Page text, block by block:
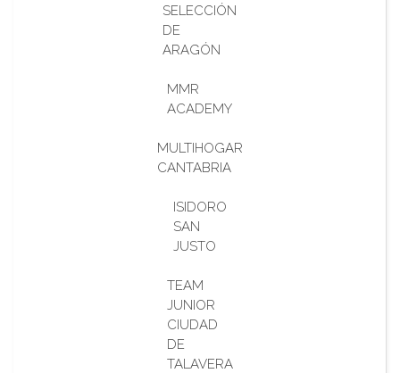
SELECCIÓN
DE
ARAGÓN
MMR
ACADEMY
MULTIHOGAR
CANTABRIA
ISIDORO
SAN
JUSTO
TEAM
JUNIOR
CIUDAD
DE
TALAVERA